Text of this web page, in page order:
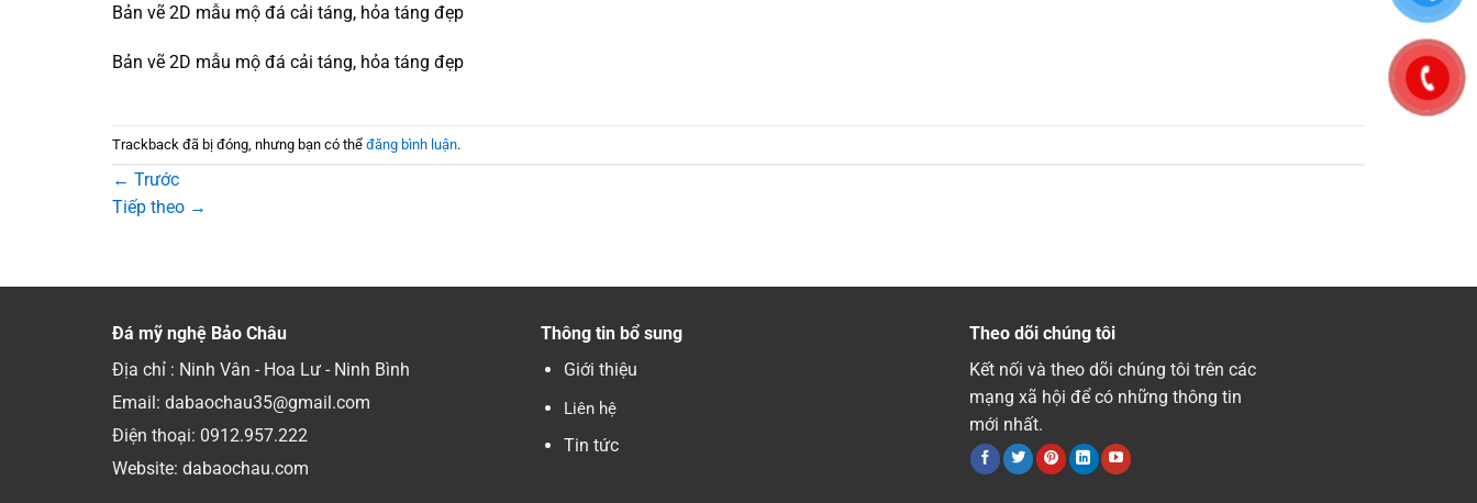
Bản vẽ 2D mẫu mộ đá cải táng, hỏa táng đẹp
Bản vẽ 2D mẫu mộ đá cải táng, hỏa táng đẹp
Trackback đã bị đóng, nhưng bạn có thể đăng bình luận.
← Trước
Tiếp theo →
Đá mỹ nghệ Bảo Châu
Địa chỉ : Ninh Vân - Hoa Lư - Ninh Bình
Email: dabaochau35@gmail.com
Điện thoại: 0912.957.222
Website: dabaochau.com
Thông tin bổ sung
Giới thiệu
Liên hệ
Tin tức
Theo dõi chúng tôi
Kết nối và theo dõi chúng tôi trên các
mạng xã hội để có những thông tin
mới nhất.